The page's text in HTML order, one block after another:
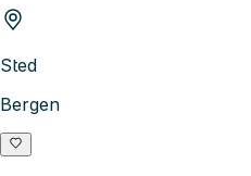
Sted
Bergen